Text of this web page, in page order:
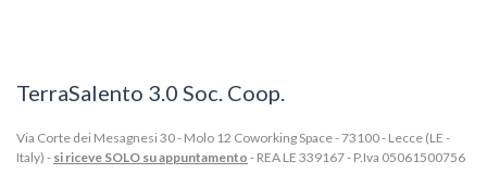
TerraSalento 3.0 Soc. Coop.
Via Corte dei Mesagnesi 30 - Molo 12 Coworking Space - 73100 - Lecce (LE -
Italy) - si riceve SOLO su appuntamento - REA LE 339167 - P.Iva 05061500756